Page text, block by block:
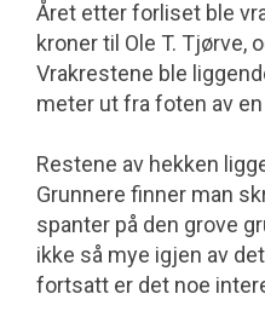
Året etter forliset ble
kroner til Ole T. Tjørve,
Vrakrestene ble
meter ut fra foten av
Restene av hekken
Grunnere finner man
spanter på den grove
ikke så mye igjen av
fortsatt er det noe